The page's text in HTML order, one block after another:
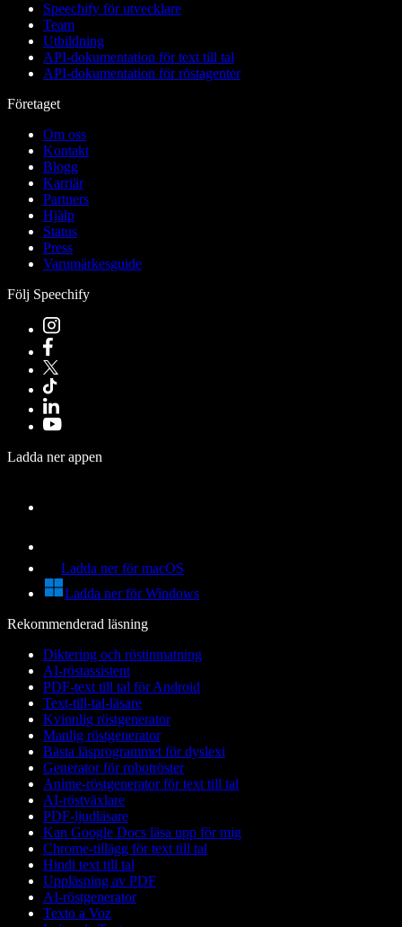
Speechify för utvecklare
Team
Utbildning
API-dokumentation för text till tal
API-dokumentation för röstagenter
Företaget
Om oss
Kontakt
Blogg
Karriär
Partners
Hjälp
Status
Press
Varumärkesguide
Följ Speechify
Ladda ner appen
Ladda ner för macOS
Ladda ner för Windows
Rekommenderad läsning
Diktering och röstinmatning
AI-röstassistent
PDF-text till tal för Android
Text-till-tal-läsare
Kvinnlig röstgenerator
Manlig röstgenerator
Bästa läsprogrammet för dyslexi
Generator för robotröster
Anime-röstgenerator för text till tal
AI-röstväxlare
PDF-ljudläsare
Kan Google Docs läsa upp för mig
Chrome-tillägg för text till tal
Hindi text till tal
Uppläsning av PDF
AI-röstgenerator
Texto a Voz